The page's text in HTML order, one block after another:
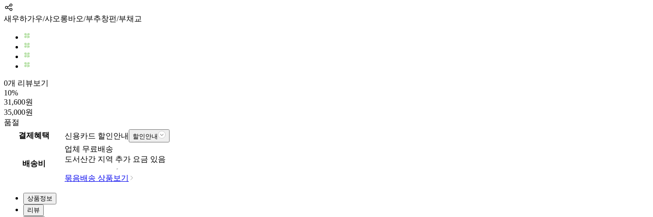
새우하가우/샤오롱바오/부추창펀/부채교
0개 리뷰보기
10%
31,600원
35,000원
품절
결제혜택
신용카드 할인안내 할인안내
배송비
업체 무료배송
도서산간 지역 추가 요금 있음
묶음배송 상품보기
상품정보
리뷰